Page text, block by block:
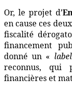
Or, le projet d’
en cause ces deux
fiscalité
financement
donné un « label
reconnus, qui
financières et